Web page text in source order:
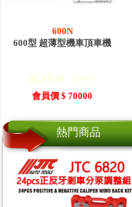
600N
600型 超薄型機車頂車機
建議售價 : 80000
會員價 $ 70000
熱門商品